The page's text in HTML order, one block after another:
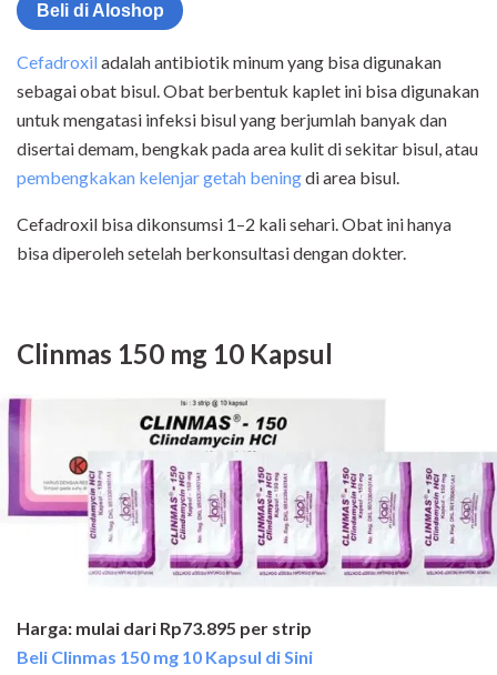
Beli di Aloshop
Cefadroxiladalah antibiotik minum yang bisa digunakan
sebagai obat bisul. Obat berbentuk kaplet ini bisa digunakan
untuk mengatasi infeksi bisul yang berjumlah banyak dan
disertai demam, bengkak pada area kulit di sekitar bisul, atau
pembengkakan kelenjar getah beningdi area bisul.
Cefadroxil bisa dikonsumsi 1–2 kali sehari. Obat ini hanya
bisa diperoleh setelah berkonsultasi dengan dokter.
Clinmas 150 mg 10 Kapsul
Harga: mulai dari Rp73.895 per strip
Beli Clinmas 150 mg 10 Kapsul di Sini